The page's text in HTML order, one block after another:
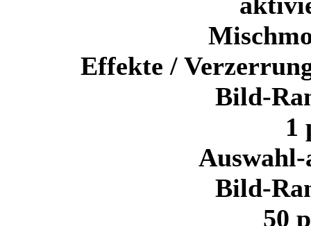
Effekte /
Bild-
1
Auswahl-
Bild-
50